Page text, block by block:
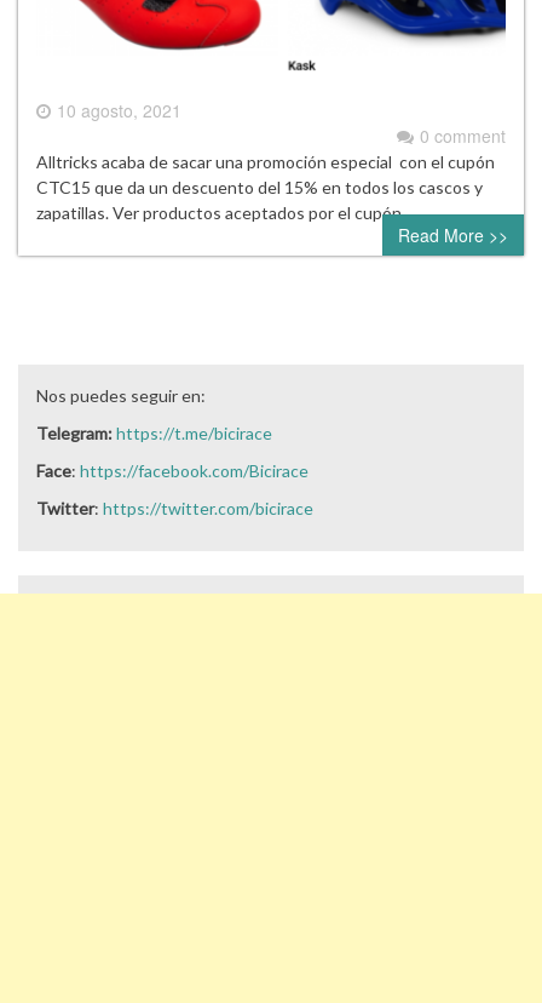
10 agosto, 2021
0 comment
Alltricks acaba de sacar una promoción especial con el cupón
CTC15 que da un descuento del 15% en todos los cascos y
zapatillas. Ver productos aceptados por el cupón
Read More >>
Nos puedes seguir en:
Telegram:https://t.me/bicirace
Face: https://facebook.com/Bicirace
Twitter: https://twitter.com/bicirace